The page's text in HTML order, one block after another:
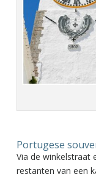
Portugese
Via de winkelstraat
restanten van een